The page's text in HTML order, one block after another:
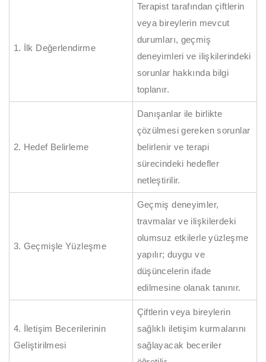
1. İlk Değerlendirme
Terapist tarafından çiftlerin
veya bireylerin mevcut
durumları, geçmiş
deneyimleri ve ilişkilerindeki
sorunlar hakkında bilgi
toplanır.
2. Hedef Belirleme
Danışanlar ile birlikte
çözülmesi gereken sorunlar
belirlenir ve terapi
sürecindeki hedefler
netleştirilir.
3. Geçmişle Yüzleşme
Geçmiş deneyimler,
travmalar ve ilişkilerdeki
olumsuz etkilerle yüzleşme
yapılır; duygu ve
düşüncelerin ifade
edilmesine olanak tanınır.
4. İletişim Becerilerinin
Geliştirilmesi
Çiftlerin veya bireylerin
sağlıklı iletişim kurmalarını
sağlayacak beceriler